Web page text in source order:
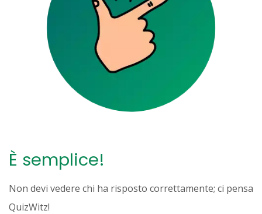
È semplice!
Non devi vedere chi ha risposto correttamente; ci pensa
QuizWitz!